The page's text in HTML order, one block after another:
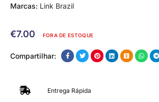
Marcas: Link Brazil
€7.00 FORA DE ESTOQUE
Compartilhar:
Entrega Rápida